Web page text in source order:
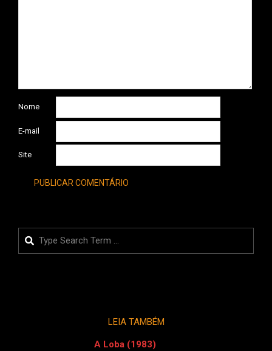
Nome
E-mail
Site
Search
LEIA TAMBÉM
A Loba (1983)